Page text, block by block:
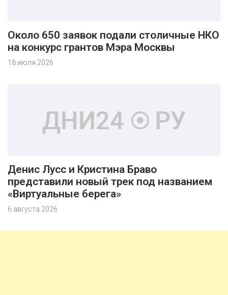
Около 650 заявок подали столичные НКО
на конкурс грантов Мэра Москвы
18 июля 2026
Денис Лусс и Кристина Браво
представили новый трек под названием
«Виртуальные берега»
6 августа 2026